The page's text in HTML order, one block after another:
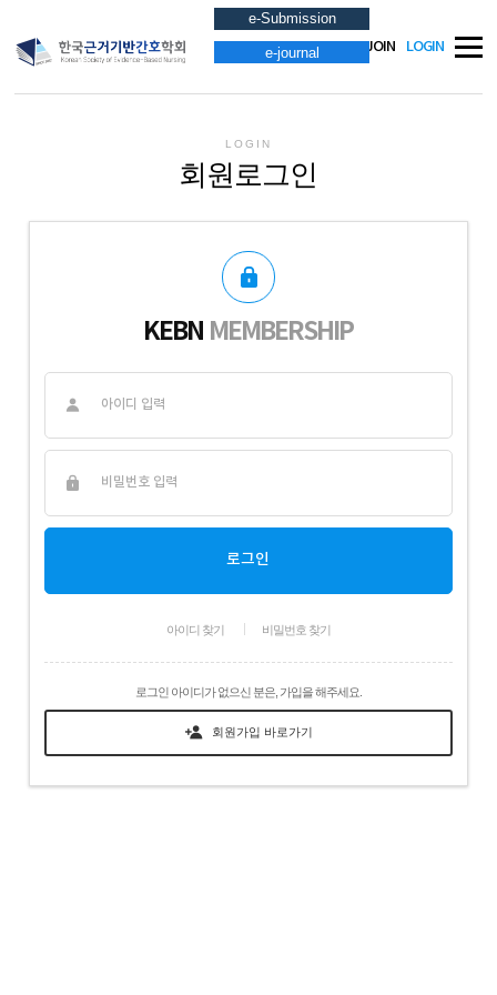
e-Submission
e-journal JOIN LOGIN
LOGIN
회원로그인
KEBN MEMBERSHIP
아이디 찾기 비밀번호 찾기
로그인 아이디가 없으신 분은, 가입을 해주세요.
회원가입 바로가기